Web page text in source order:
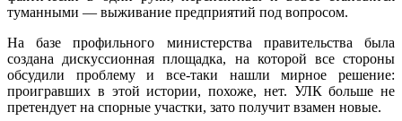
туманными — выживание предприятий под вопросом.
На базе профильного министерства правительства была
создана дискуссионная площадка, на которой все стороны
обсудили проблему и все-таки нашли мирное решение:
проигравших в этой истории, похоже, нет. УЛК больше не
претендует на спорные участки, зато получит взамен новые.